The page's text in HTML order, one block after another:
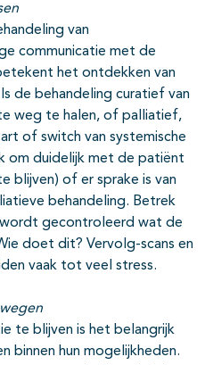
van
communicatie met de
het ontdekken van
de behandeling curatief van
weg te halen, of palliatief,
of switch van systemische
om duidelijk met de patiënt
blijven) of er sprake is van
behandeling. Betrek
gecontroleerd wat de
doet dit? Vervolg-scans en
vaak tot veel stress.
te blijven is het belangrijk
binnen hun mogelijkheden.